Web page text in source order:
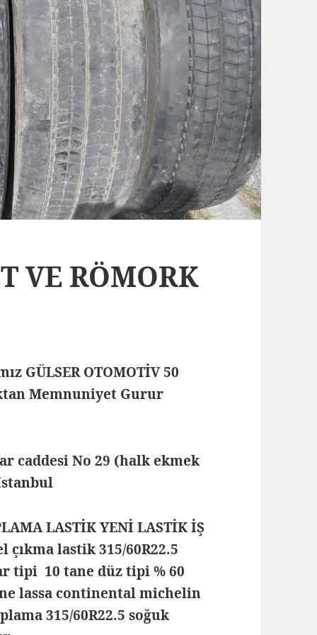
VE RÖMORK
GÜLSER OTOMOTİV 50
Memnuniyet Gurur
caddesi No 29 (halk ekmek
LASTİK YENİ LASTİK İŞ
çıkma lastik 315/60R22.5
tipi 10 tane düz tipi % 60
lassa continental michelin
315/60R22.5 soğuk